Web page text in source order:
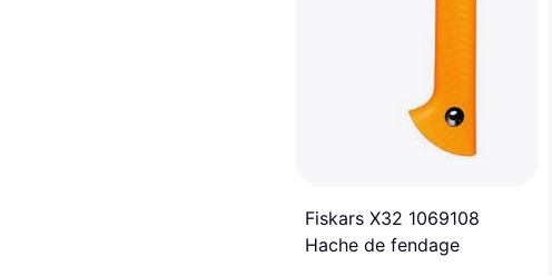
Fiskars X32 1069108
Hache de fendage